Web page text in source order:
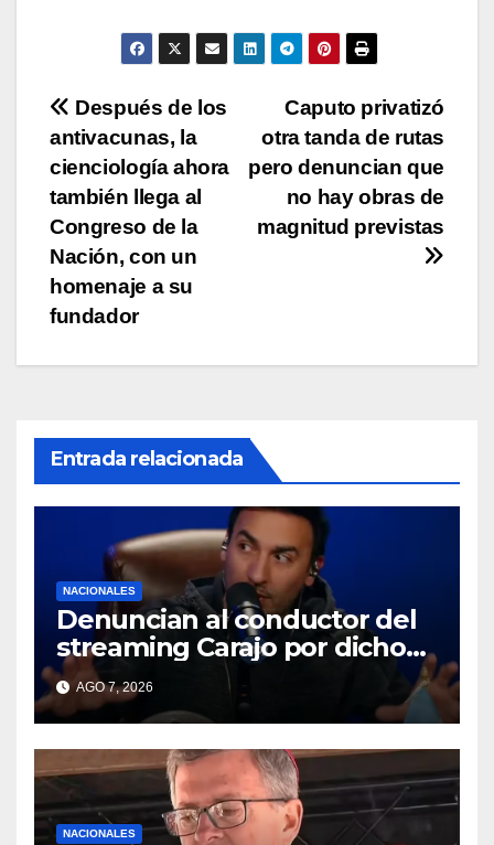
b
o
o
k
Li
n
ar
tir
Navegación
de
entradas
Caputo privatizó
otra tanda de rutas
pero denuncian que
no hay obras de
magnitud previstas
Después de los
antivacunas, la
cienciología ahora
también llega al
Congreso de la
Nación, con un
homenaje a su
fundador
Entrada relacionada
NACIONALES
Denuncian al conductor del
streaming Carajo por dichos
discriminatorios
AGO 7, 2026
NACIONALES